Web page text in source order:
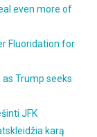
even more of
Fluoridation for
as Trump seeks
JFK
karą